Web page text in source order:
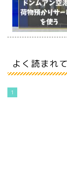
よく読まれ
1